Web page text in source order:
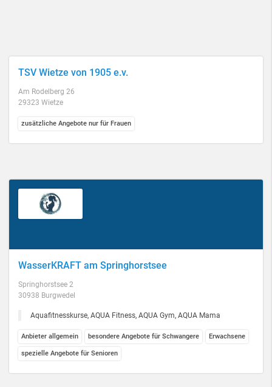
TSV Wietze von 1905 e.v.
Am Rodelberg 26
29323 Wietze
zusätzliche Angebote nur für Frauen
WasserKRAFT am Springhorstsee
Springhorstsee 2
30938 Burgwedel
Aquafitnesskurse, AQUA Fitness, AQUA Gym, AQUA Mama
Anbieter allgemein besondere Angebote für Schwangere Erwachsene
spezielle Angebote für Senioren